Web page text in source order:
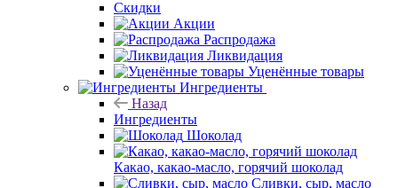
Скидки
Акции
Распродажа
Ликвидация
Уценённые товары
Ингредиенты
Назад
Ингредиенты
Шоколад
Какао, какао-масло, горячий шоколад
Сливки, сыр, масло